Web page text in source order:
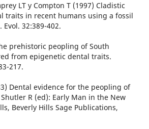
LT y Compton T (1997) Cladistic
traits in recent humans using a fossil
32:389-402.
prehistoric peopling of South
from epigenetic dental traits.
217.
Dental evidence for the peopling of
R (ed): Early Man in the New
Beverly Hills Sage Publications,